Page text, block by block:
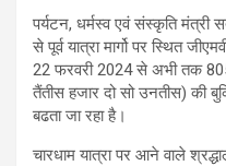
पर्यटन, धर्मस्व एवं संस्कृति मंत्री
से पूर्व यात्रा मार्गो पर स्थित
22 फरवरी 2024 से अभी तक
तैंतीस हजार दो सो उनतीस) की
बढता जा रहा है।
चारधाम यात्रा पर आने वाले